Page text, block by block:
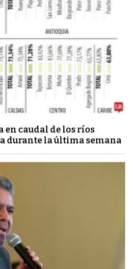
en caudal de los ríos
durante la última semana